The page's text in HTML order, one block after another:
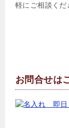
軽にご相談くだ
お問合せは